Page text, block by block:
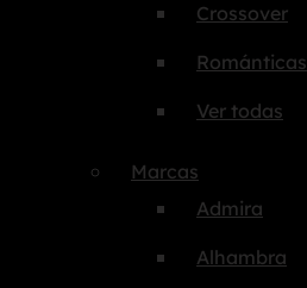
Crossover
Románticas
Ver todas
Marcas
Admira
Alhambra